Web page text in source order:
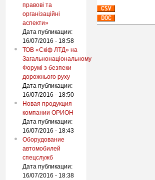
правові та
організаційні
аспекти»
Дата публикации:
16/07/2016 - 18:58
ТОВ «Скіф ЛТД» на
Загальнонаціональному
Форумі з безпеки
дорожнього руху
Дата публикации:
16/07/2016 - 18:50
Новая продукция
компании ОРИОН
Дата публикации:
16/07/2016 - 18:43
Оборудование
автомобилей
спецслужб
Дата публикации:
16/07/2016 - 18:38